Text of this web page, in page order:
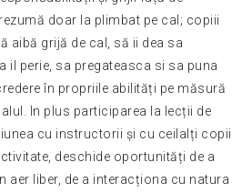
doar la plimbat pe cal; copiii
aibă grijă de cal, să ii dea sa
il perie, sa pregateasca si sa puna
în propriile abilități pe măsură
In plus participarea la lecții de
cu instructorii și cu ceilalți copii
deschide oportunități de a
aer liber, de a interacționa cu natura